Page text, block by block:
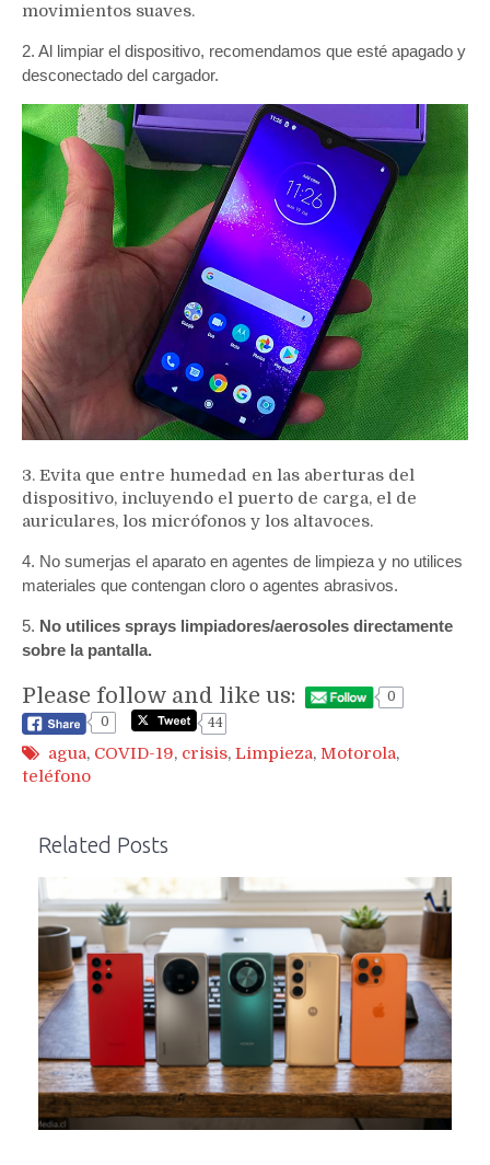
movimientos suaves.
2. Al limpiar el dispositivo, recomendamos que esté apagado y
desconectado del cargador.
3. Evita que entre humedad en las aberturas del
dispositivo, incluyendo el puerto de carga, el de
auriculares, los micrófonos y los altavoces.
4. No sumerjas el aparato en agentes de limpieza y no utilices
materiales que contengan cloro o agentes abrasivos.
5. No utilices sprays limpiadores/aerosoles directamente
sobre la pantalla.
Please follow and like us:
0
0
44
agua, COVID-19, crisis, Limpieza, Motorola,
teléfono
Related Posts